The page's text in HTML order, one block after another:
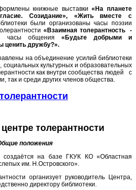
книжные выставки«На планете
Созидание», «Жить вместе с
были организованы часы поэзии
«Взаимная толерантность -
часы общения «Будьте добрыми и
ценить дружбу?».
на объединение усилий библиотеки
культурных и образовательных
как внутри сообщества людей с
так и среди других членов общества.
толерантности
положения
на базе ГКУК КО «Областная
им. Н.Островского».
организует руководитель Центра,
директору библиотеки.